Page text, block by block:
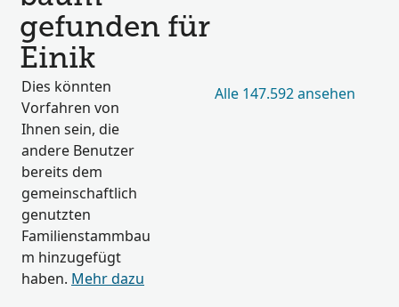
gefunden für
Einik
Dies könnten
Vorfahren von
Ihnen sein, die
andere Benutzer
bereits dem
gemeinschaftlich
genutzten
Familienstammbau
m hinzugefügt
haben. Mehr dazu
Alle 147.592 ansehen